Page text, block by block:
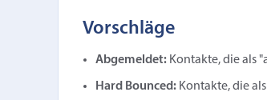
Vorschläge
Abgemeldet:Kontakte, die als
Hard Bounced:Kontakte, die